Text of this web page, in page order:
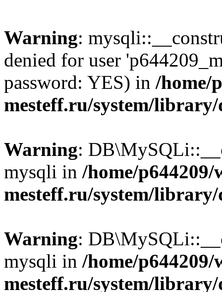
Warning:
denied for user
password: YES) in /home/
mesteff.ru/system/
Warning:
mysqli in /home/
mesteff.ru/system/
Warning:
mysqli in /home/
mesteff.ru/system/